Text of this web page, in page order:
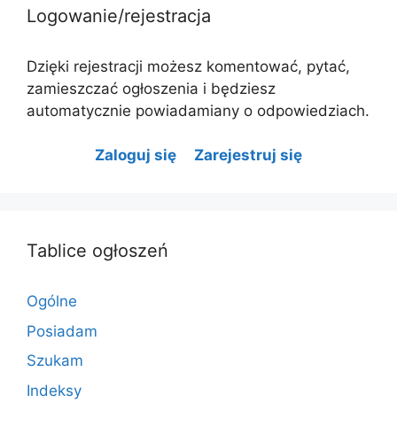
Logowanie/rejestracja
Dzięki rejestracji możesz komentować, pytać,
zamieszczać ogłoszenia i będziesz
automatycznie powiadamiany o odpowiedziach.
Zaloguj się Zarejestruj się
Tablice ogłoszeń
Ogólne
Posiadam
Szukam
Indeksy